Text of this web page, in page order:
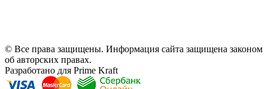
© Все права защищены. Информация сайта защищена законом
об авторских правах.
Разработано для Prime Kraft